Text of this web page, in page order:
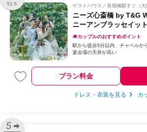
51％ ゲストハウス 長堀橋駅すぐ（大
ニーズ心斎橋 by T&G
ニーアンブラッセイッ
カップルのおすすめポイント
駅から徒歩5分以内
チャペルか
宴会場の天井が高い
プラン料金
ドレス・衣装を見る カ
5